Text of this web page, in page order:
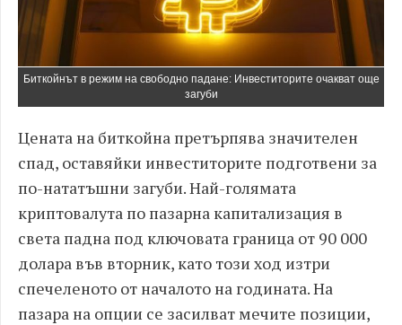
Биткойнът в режим на свободно падане: Инвеститорите очакват още
загуби
Цената на биткойна претърпява значителен
спад, оставяйки инвеститорите подготвени за
по-нататъшни загуби. Най-голямата
криптовалута по пазарна капитализация в
света падна под ключовата граница от 90 000
долара във вторник, като този ход изтри
спечеленото от началото на годината. На
пазара на опции се засилват мечите позиции,